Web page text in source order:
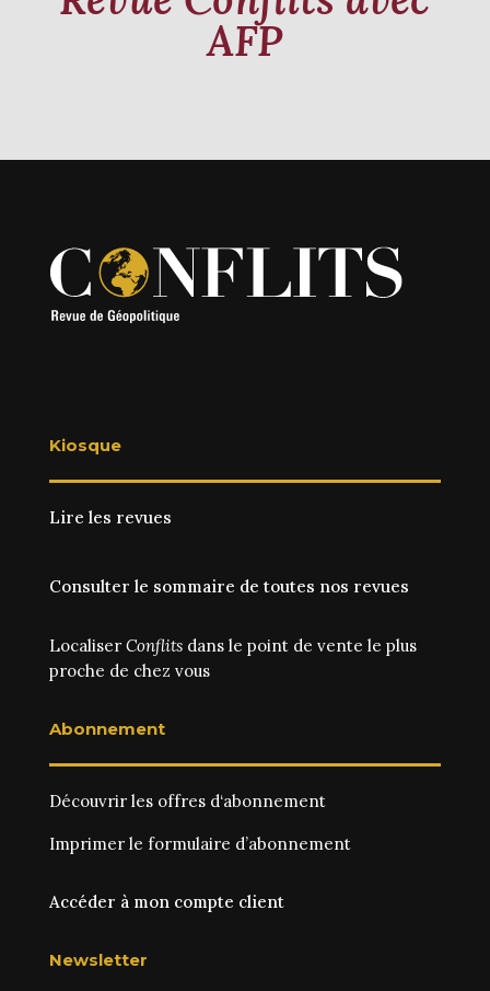
AFP
Kiosque
Lire les revues
Consulter le sommaire de toutes nos revues
Localiser Conflitsdans le point de vente le plus
proche de chez vous
Abonnement
Découvrir les offres d‘abonnement
Imprimer le formulaire d’abonnement
Accéder à mon compte client
Newsletter